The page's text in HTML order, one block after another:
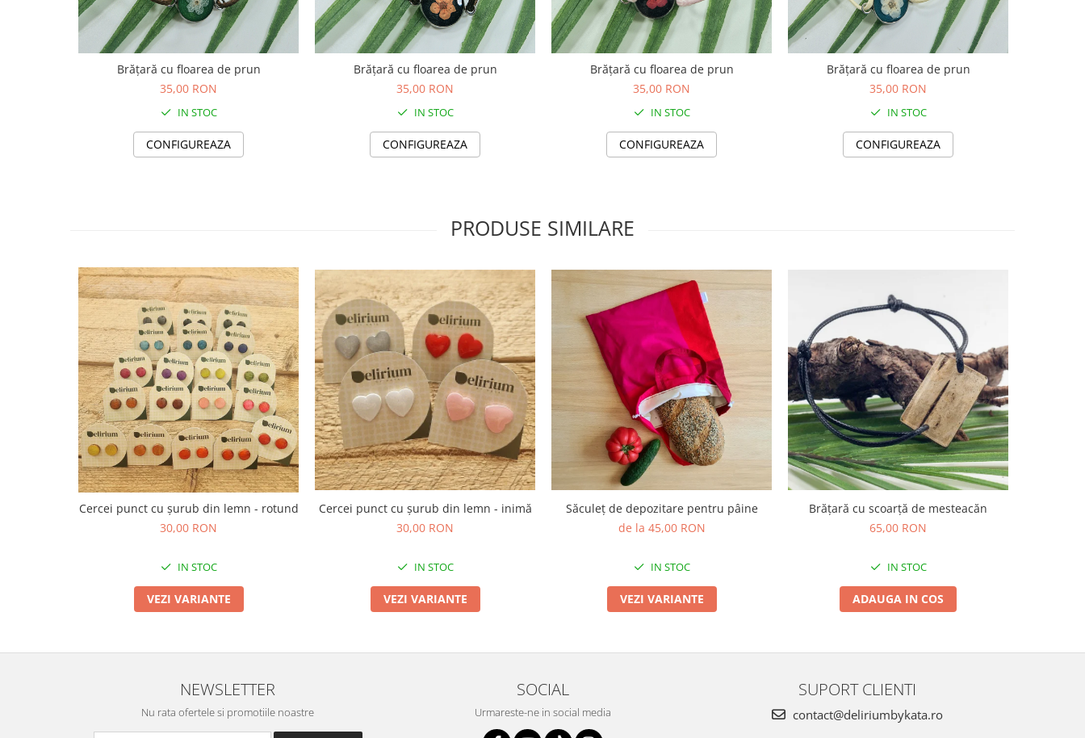
Săculeț de depozitare pentru pâine
Ambalaj cu ceară de albine pentru
Șervețel ecologic pentru sandiș
Capac textil pentru vase și farfurii
Prosop de bucătărie "NU-hârtie"
Accesorii tricotate
Decor Crăciun
TOATE Bijuteriile și Accesoriile
TOATE Produsele Zero Waste
TOATE Produsele Personalizate
Brățară cu floarea de prun
35,00 RON
IN STOC
CONFIGUREAZA
Brățară cu floarea de prun
35,00 RON
IN STOC
CONFIGUREAZA
Brățară cu floarea de prun
35,00 RON
IN STOC
CONFIGUREAZA
Brățară cu floarea de prun
35,00 RON
IN STOC
CONFIGUREAZA
PRODUSE SIMILARE
Cercei punct cu șurub din lemn - rotund
30,00 RON
IN STOC
VEZI VARIANTE
Cercei punct cu șurub din lemn - inimă
30,00 RON
IN STOC
VEZI VARIANTE
Săculeț de depozitare pentru pâine
de la 45,00 RON
IN STOC
VEZI VARIANTE
Brățară cu scoarță de mesteacăn
65,00 RON
IN STOC
ADAUGA IN COS
NEWSLETTER
Nu rata ofertele si promotiile noastre
SOCIAL
Urmareste-ne in social media
SUPORT CLIENTI
contact@deliriumbykata.ro